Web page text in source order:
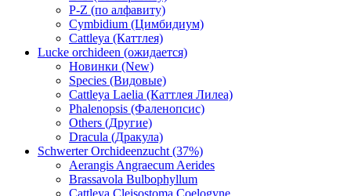
P-Z (по алфавиту)
Cymbidium (Цимбидиум)
Cattleya (Каттлея)
Lucke orchideen (ожидается)
Новинки (New)
Species (Видовые)
Cattleya Laelia (Каттлея Лилеа)
Phalenopsis (Фаленопсис)
Others (Другие)
Dracula (Дракула)
Schwerter Orchideenzucht (37%)
Aerangis Angraecum Aerides
Brassavola Bulbophyllum